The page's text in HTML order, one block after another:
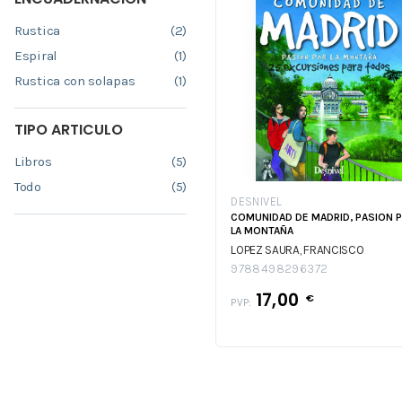
Rustica
(2)
Espiral
(1)
Rustica con solapas
(1)
TIPO ARTICULO
Libros
(5)
Todo
(5)
DESNIVEL
COMUNIDAD DE MADRID, PASION
LA MONTAÑA
LOPEZ SAURA, FRANCISCO
9788498296372
PVP: 17,00 €